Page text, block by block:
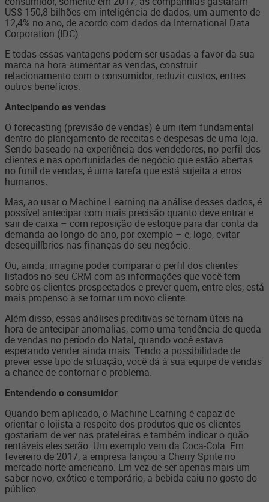
US$ 150,8 bilhões em inteligência de dados, um aumento de
12,4% no ano, de acordo com dados da International Data
Corporation (IDC).
E todas essas vantagens podem ser usadas a favor da sua
marca na hora aumentar as vendas, construir
relacionamento com o consumidor, reduzir custos, entres
outros benefícios.
Antecipando as vendas
O forecasting (previsão de vendas) é um item fundamental
dentro do planejamento de receitas e despesas de uma loja.
Sendo baseado na experiência dos vendedores, no perfil dos
clientes e nas oportunidades de negócio que estão abertas
no funil de vendas, é uma tarefa que está sujeita a erros
humanos.
Mas, ao usar o Machine Learning na análise desses dados, é
possível antecipar com mais precisão quanto deve entrar e
sair de caixa – com reposição de estoque para dar conta da
demanda ao longo do ano, por exemplo – e, logo, evitar
desequilíbrios nas finanças do seu negócio.
Ou, ainda, imagine poder comparar o perfil dos clientes
listados no seu CRM com as informações que você tem
sobre os clientes prospectados e prever quem, entre eles, está
mais propenso a se tornar um novo cliente.
Além disso, essas análises preditivas se tornam úteis na
hora de antecipar anomalias, como uma tendência de queda
de vendas no período do Natal, quando você estava
esperando vender ainda mais. Tendo a possibilidade de
prever esse tipo de situação, você dá à sua equipe de vendas
a chance de contornar o problema.
Entendendo o consumidor
Quando bem aplicado, o Machine Learning é capaz de
orientar o lojista a respeito dos produtos que os clientes
gostariam de ver nas prateleiras e também indicar o quão
rentáveis eles serão. Um exemplo vem da Coca-Cola. Em
fevereiro de 2017, a empresa lançou a Cherry Sprite no
mercado norte-americano. Em vez de ser apenas mais um
sabor novo, exótico e temporário, a bebida caiu no gosto do
público.